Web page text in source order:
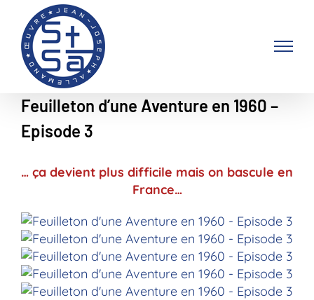
contenu
Feuilleton d’une Aventure en 1960 –
Episode 3
… ça devient plus difficile mais on bascule en
France…